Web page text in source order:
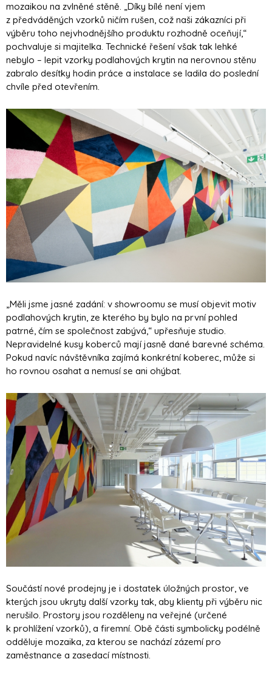
mozaikou na zvlněné stěně. „Díky bílé není vjem
z předváděných vzorků ničím rušen, což naši zákazníci při
výběru toho nejvhodnějšího produktu rozhodně oceňují,“
pochvaluje si majitelka. Technické řešení však tak lehké
nebylo – lepit vzorky podlahových krytin na nerovnou stěnu
zabralo desítky hodin práce a instalace se ladila do poslední
chvíle před otevřením.
„Měli jsme jasné zadání: v showroomu se musí objevit motiv
podlahových krytin, ze kterého by bylo na první pohled
patrné, čím se společnost zabývá,“ upřesňuje studio.
Nepravidelné kusy koberců mají jasně dané barevné schéma.
Pokud navíc návštěvníka zajímá konkrétní koberec, může si
ho rovnou osahat a nemusí se ani ohýbat.
Součástí nové prodejny je i dostatek úložných prostor, ve
kterých jsou ukryty další vzorky tak, aby klienty při výběru nic
nerušilo. Prostory jsou rozděleny na veřejné (určené
k prohlížení vzorků), a firemní. Obě části symbolicky podélně
odděluje mozaika, za kterou se nachází zázemí pro
zaměstnance a zasedací místnosti.